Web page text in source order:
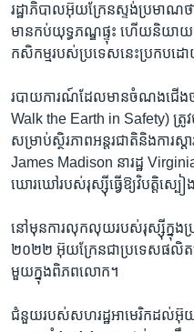
រដ្ឋាភិបាល​អ៊ុយក្រែន​ស្ទង់​ប្រមាណ​
មានកប់យុទ្ធភណ្ឌ​ផ្ទុះ​ ហើយ​និយាយ
កសិកម្ម​របស់​ប្រទេសនេះ​ប្រកប​ដ
របាយការណ៍​ដែល​មាន​ចំណង​ជើង​ថ
Walk the Earth in Safety)​ ត្រូ
សម្រាប់​ស្ថិរភាពអន្តរជាតិ​និង​ការ​
James Madison ​នា​រដ្ឋ
ឃោរឃៅរបស់រុស្ស៊ី​ធ្វើឱ្យវិបត្តិ​ស្ប
នៅមុនការលុកលុយ​របស់​រុស្ស៊ី​ក្នុងប្រ
២០២២ អ៊ុយក្រែន​ជាប្រទេសផលិត
មួយក្នុង​ពិភពលោក។
ជំនួយរបស់​សហរដ្ឋ​អាមេរិក​ដល់​អ៊ុយក្